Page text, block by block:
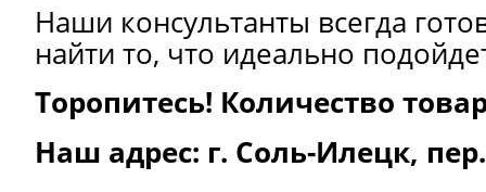
Наши консультанты всегда
найти то, что идеально
Торопитесь! Количество
Наш адрес: г. Соль-Илецк,